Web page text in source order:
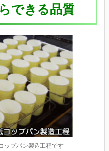
できる品質
ップパン製造工程です